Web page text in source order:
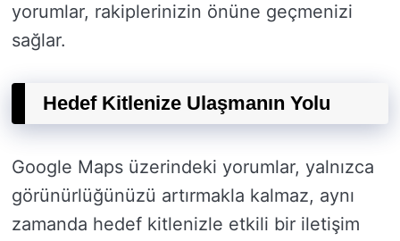
yorumlar, rakiplerinizin önüne geçmenizi
sağlar.
Hedef Kitlenize Ulaşmanın Yolu
Google Maps üzerindeki yorumlar, yalnızca
görünürlüğünüzü artırmakla kalmaz, aynı
zamanda hedef kitlenizle etkili bir iletişim